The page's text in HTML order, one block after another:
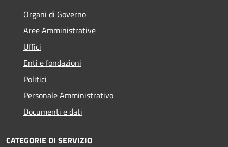
Organi di Governo
Aree Amministrative
Uffici
Enti e fondazioni
Politici
Personale Amministrativo
Documenti e dati
CATEGORIE DI SERVIZIO